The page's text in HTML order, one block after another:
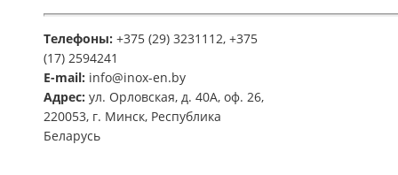
Телефоны: +375 (29) 3231112, +375
(17) 2594241
E-mail: info@inox-en.by
Адрес: ул. Орловская, д. 40А, оф. 26,
220053, г. Минск, Республика
Беларусь